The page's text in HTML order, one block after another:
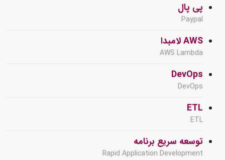
پی پال
Paypal
AWS لامبدا
AWS Lambda
DevOps
DevOps
ETL
ETL
توسعه سریع برنامه
Rapid Application Development